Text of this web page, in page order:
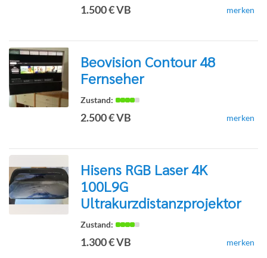
1.500 € VB merken
Beovision Contour 48
Fernseher
2.500 € VB merken
zur
Detailseite
Hisens RGB Laser 4K
100L9G
Ultrakurzdistanzprojektor
1.300 € VB merken